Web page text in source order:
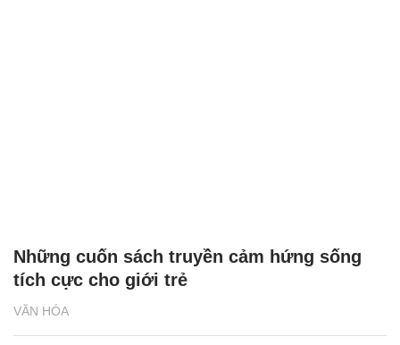
VĂN HÓA
Những cuốn sách truyền cảm hứng sống
tích cực cho giới trẻ